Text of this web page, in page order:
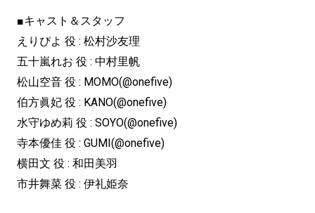
■キャスト＆スタッフ
えりぴよ 役 : 松村沙友理
五十嵐れお 役 : 中村里帆
松山空音 役 : MOMO(@onefive)
伯方眞妃 役 : KANO(@onefive)
水守ゆめ莉 役 : SOYO(@onefive)
寺本優佳 役 : GUMI(@onefive)
横田文 役 : 和田美羽
市井舞菜 役 : 伊礼姫奈